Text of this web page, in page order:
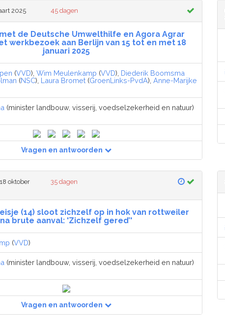
2025 45 dagen
de Deutsche Umwelthilfe en Agora Agrar
werkbezoek aan Berlijn van 15 tot en met 18
januari 2025
(VVD), Wim Meulenkamp (VVD), Diederik Boomsma
(NSC), Laura Bromet (GroenLinks-PvdA), Anne-Marijke
(minister landbouw, visserij, voedselzekerheid en natuur)
Vragen en antwoorden
oktober
35 dagen
(14) sloot zichzelf op in hok van rottweiler
na brute aanval: 'Zichzelf gered’'
(VVD)
(minister landbouw, visserij, voedselzekerheid en natuur)
Vragen en antwoorden